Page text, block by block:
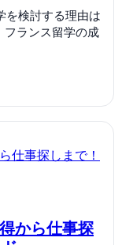
を検討する理由は
フランス留学の成
から仕事探